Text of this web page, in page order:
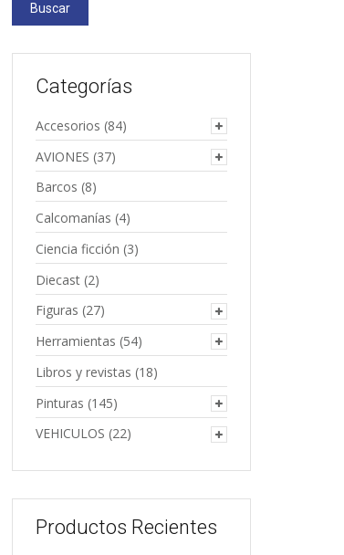
Buscar
Categorías
Accesorios (84)
AVIONES (37)
Barcos (8)
Calcomanías (4)
Ciencia ficción (3)
Diecast (2)
Figuras (27)
Herramientas (54)
Libros y revistas (18)
Pinturas (145)
VEHICULOS (22)
Productos Recientes